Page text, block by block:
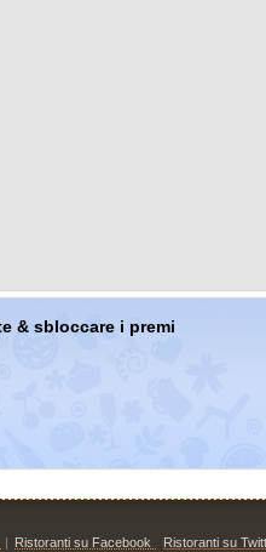
& sbloccare i premi
| Ristoranti su Facebook Ristoranti su